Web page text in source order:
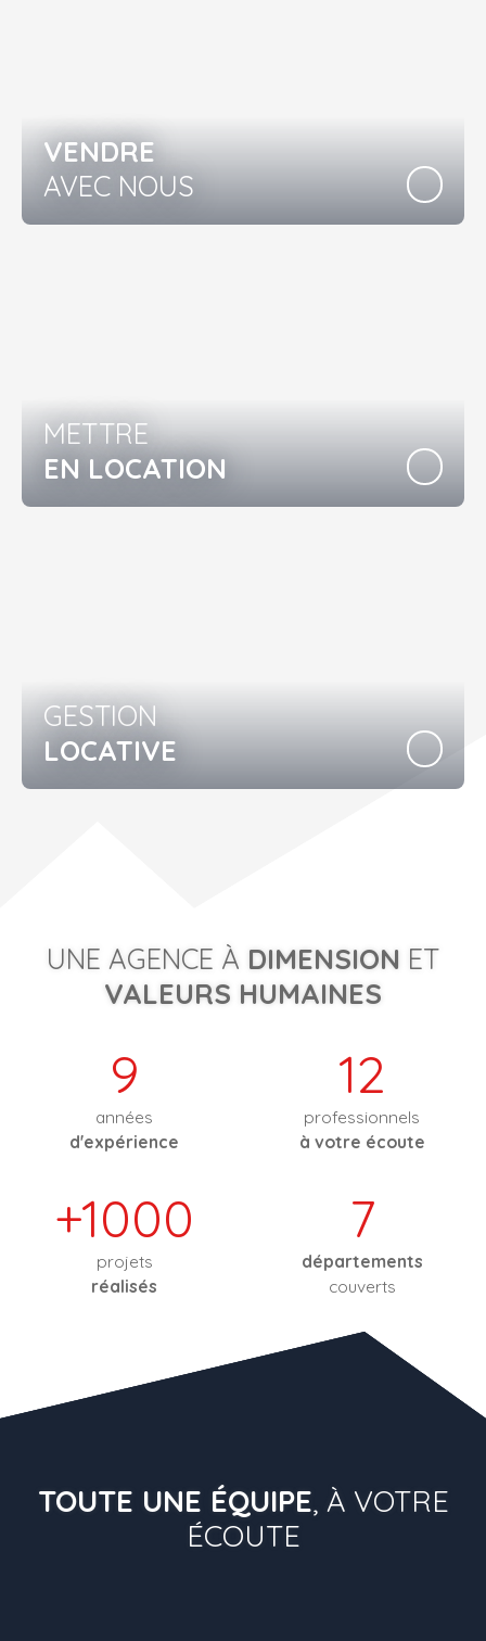
VENDRE
AVEC NOUS
METTRE
EN LOCATION
GESTION
LOCATIVE
UNE AGENCE À DIMENSION ET
VALEURS HUMAINES
9
années
d'expérience
12
professionnels
à votre écoute
+1000
projets
réalisés
7
départements
couverts
TOUTE UNE ÉQUIPE, À VOTRE
ÉCOUTE